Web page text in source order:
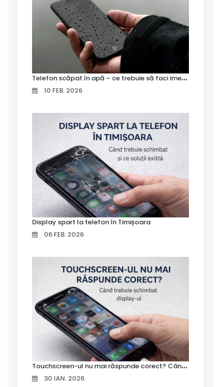
T
elefon scăpat în apă – ce trebuie să faci imediat și ce greșeli să eviți
10 FEB. 2026
Display spart la telefon în Timișoara
06 FEB. 2026
T
ouchscreen-ul nu mai răspunde corect? Când trebuie schimbat display-ul
30 IAN. 2026